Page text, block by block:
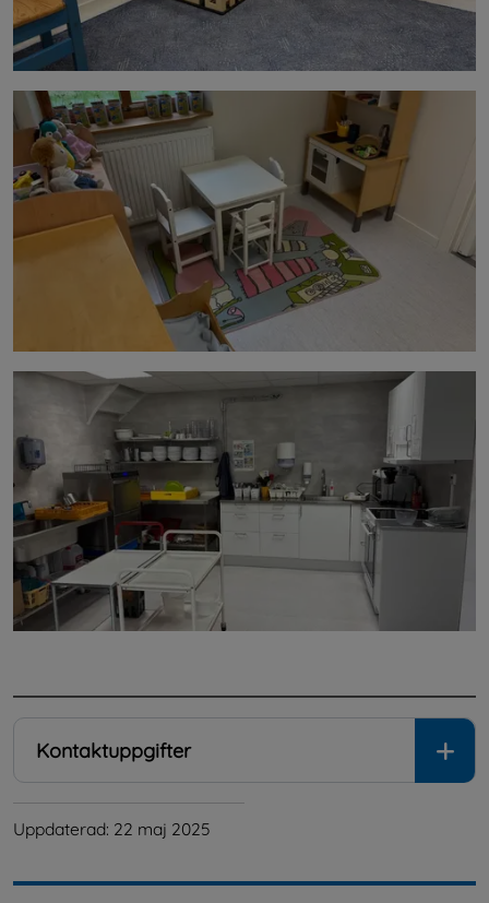
Kontaktuppgifter
Uppdaterad: 22 maj 2025